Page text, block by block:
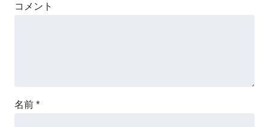
コメント
名前 *